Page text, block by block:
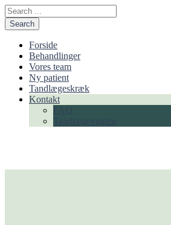
Search
Forside
Behandlinger
Vores team
Ny patient
Tandlægeskræk
Kontakt